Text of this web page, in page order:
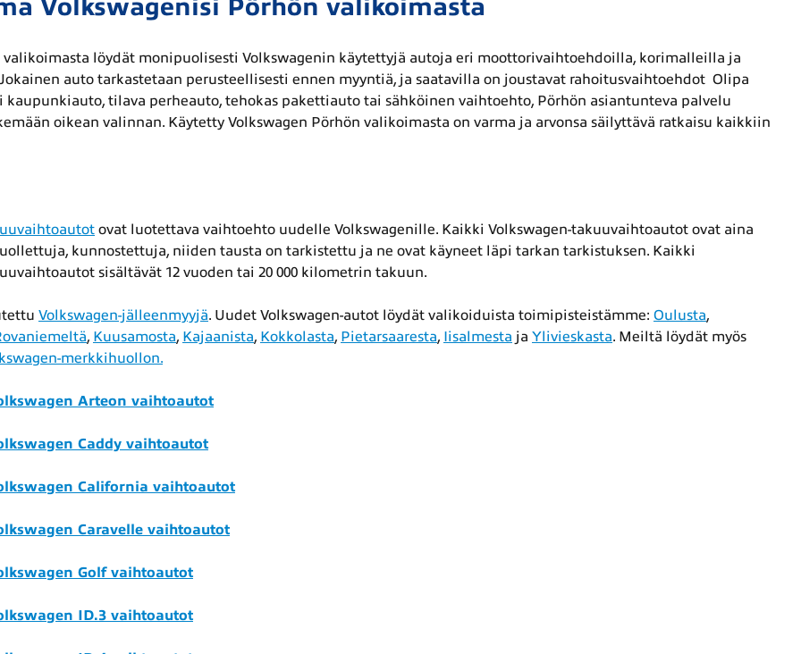
Volkswagenisi Pörhön valikoimasta
valikoimasta löydät monipuolisesti Volkswagenin käytettyjä autoja eri moottorivaihtoehdoilla, korimalleilla ja
auto tarkastetaan perusteellisesti ennen myyntiä, ja saatavilla on joustavat rahoitusvaihtoehdot Olipa
kaupunkiauto, tilava perheauto, tehokas pakettiauto tai sähköinen vaihtoehto, Pörhön asiantunteva palvelu
oikean valinnan. Käytetty Volkswagen Pörhön valikoimasta on varma ja arvonsa säilyttävä ratkaisu kaikkiin
ovat luotettava vaihtoehto uudelle Volkswagenille. Kaikki Volkswagen-takuuvaihtoautot ovat aina
kunnostettuja, niiden tausta on tarkistettu ja ne ovat käyneet läpi tarkan tarkistuksen. Kaikki
sisältävät 12 vuoden tai 20 000 kilometrin takuun.
Volkswagen-jälleenmyyjä. Uudet Volkswagen-autot löydät valikoiduista toimipisteistämme: Oulusta,
, Kuusamosta, Kajaanista, Kokkolasta, Pietarsaaresta, Iisalmesta ja Ylivieskasta. Meiltä löydät myös
merkkihuollon.
Arteon vaihtoautot
Caddy vaihtoautot
California vaihtoautot
Caravelle vaihtoautot
Golf vaihtoautot
ID.3 vaihtoautot